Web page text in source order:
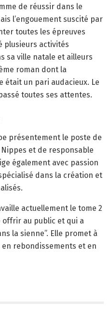
de réussir dans le
l’engouement suscité par
toutes les épreuves
plusieurs activités
sa ville natale et ailleurs
roman dont la
était un pari audacieux. Le
toutes ses attentes.
présentement le poste de
et de responsable
également avec passion
dans la création et
actuellement le tome 2
offrir au public et qui a
la sienne”. Elle promet à
rebondissements et en